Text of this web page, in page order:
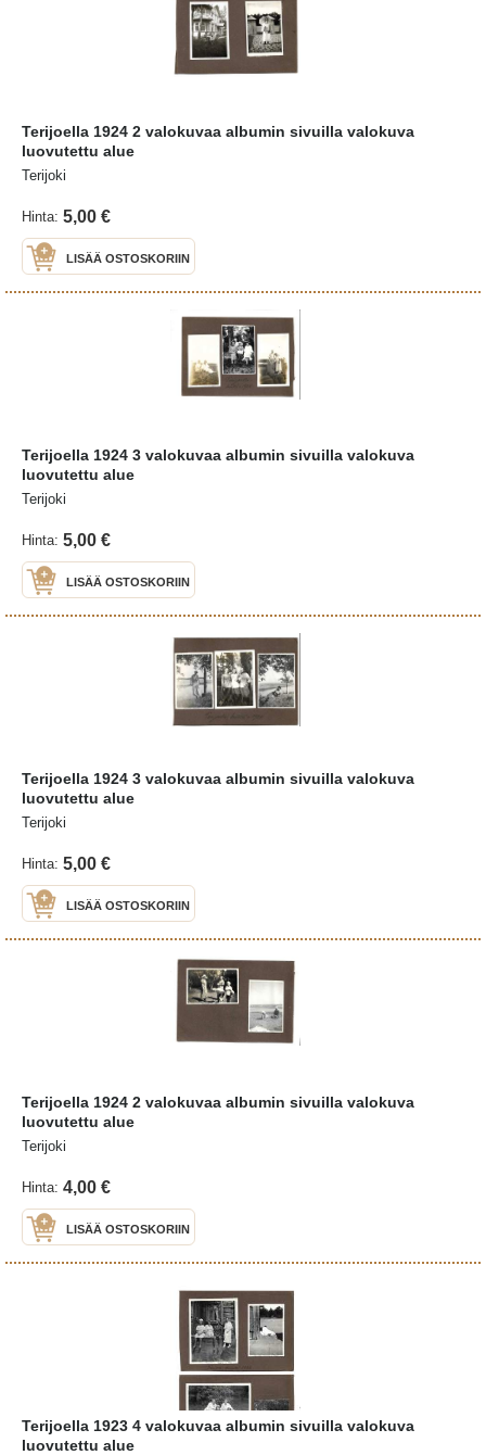
Terijoella 1924 2 valokuvaa albumin sivuilla valokuva
luovutettu alue
Terijoki
Hinta: 5,00 €
LISÄÄ OSTOSKORIIN
Terijoella 1924 3 valokuvaa albumin sivuilla valokuva
luovutettu alue
Terijoki
Hinta: 5,00 €
LISÄÄ OSTOSKORIIN
Terijoella 1924 3 valokuvaa albumin sivuilla valokuva
luovutettu alue
Terijoki
Hinta: 5,00 €
LISÄÄ OSTOSKORIIN
Terijoella 1924 2 valokuvaa albumin sivuilla valokuva
luovutettu alue
Terijoki
Hinta: 4,00 €
LISÄÄ OSTOSKORIIN
Terijoella 1923 4 valokuvaa albumin sivuilla valokuva
luovutettu alue